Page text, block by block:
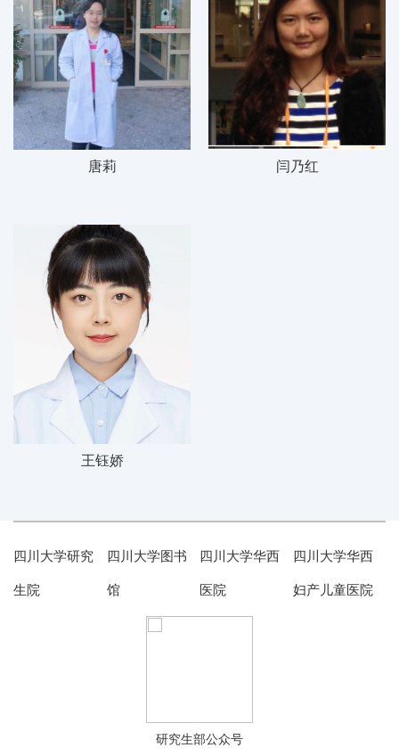
唐莉 闫乃红
王钰娇
四川大学研究
生院
四川大学图书
馆
四川大学华西
医院
四川大学华西
妇产儿童医院
研究生部公众号